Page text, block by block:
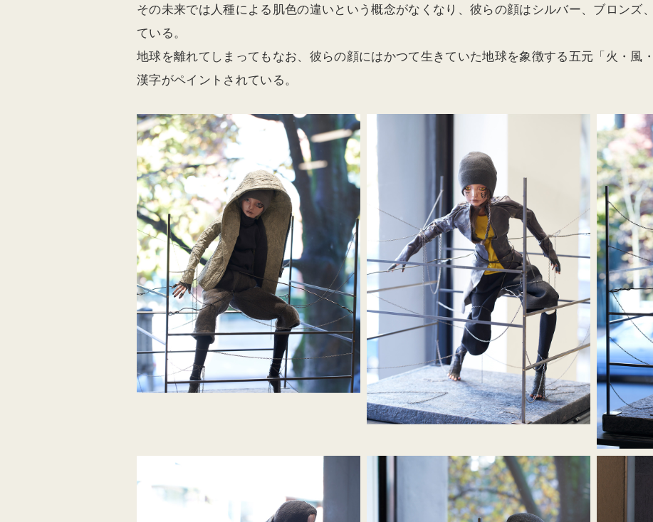
その未来では人種による肌色の違いという概念がなくなり、彼らの顔はシルバー、ブロンズ
ている。
地球を離れてしまってもなお、彼らの顔にはかつて生きていた地球を象徴する五元「火・風
漢字がペイントされている。